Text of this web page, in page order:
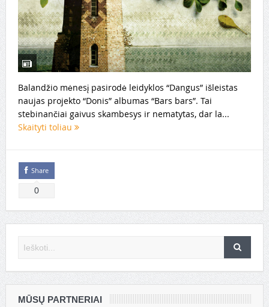
Balandžio mėnesį pasirodė leidyklos “Dangus” išleistas
naujas projekto “Donis” albumas “Bars bars”. Tai
stebinančiai gaivus skambesys ir nematytas, dar la...
Skaityti toliau
Share
0
MŪSŲ PARTNERIAI